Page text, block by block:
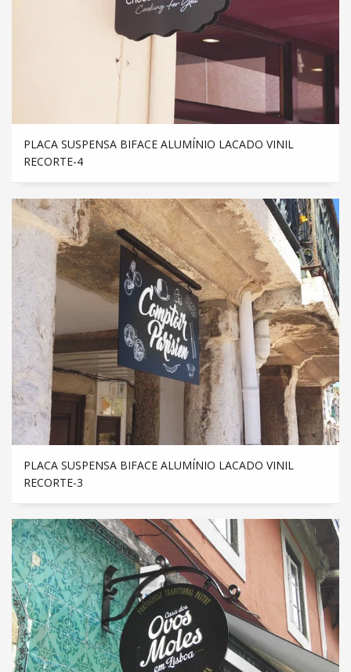
PLACA SUSPENSA BIFACE ALUMÍNIO LACADO VINIL
RECORTE-4
PLACA SUSPENSA BIFACE ALUMÍNIO LACADO VINIL
RECORTE-3